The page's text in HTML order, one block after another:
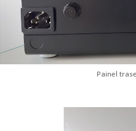
Painel